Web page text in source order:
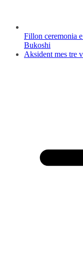
Fillon ceremonia
Bukoshi
Aksident mes tre